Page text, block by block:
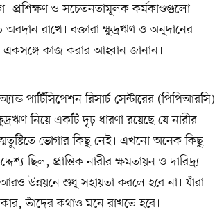
প্রশিক্ষণ ও সচেতনতামূলক কর্মকাণ্ডগুলো
অবদান রাখে। বক্তারা ক্ষুদ্রঋণ ও অনুদানের
একসঙ্গে কাজ করার আহ্বান জানান।
পার্টিসিপেশন রিসার্চ সেন্টারের (পিপিআরসি)
নিয়ে একটি দৃঢ় ধারণা রয়েছে যে নারীর
ভোগার কিছু নেই। এখনো অনেক কিছু
ছিল, প্রান্তিক নারীর ক্ষমতায়ন ও দারিদ্র্য
উন্নয়নে শুধু সহায়তা করলে হবে না। যাঁরা
তাঁদের কথাও মনে রাখতে হবে।